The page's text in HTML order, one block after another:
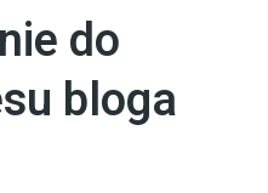
do
bloga